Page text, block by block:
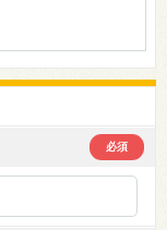
必須